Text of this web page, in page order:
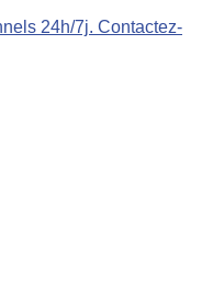
24h/7j. Contactez-